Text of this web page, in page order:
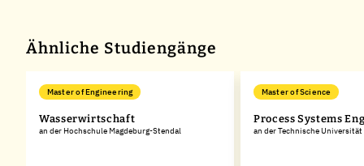
Ähnliche Studiengänge
Master of Engineering
Wasserwirtschaft
an der Hochschule Magdeburg-Stendal
Master of Science
Process Systems
an der Technische